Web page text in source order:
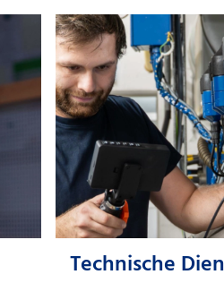
Technische